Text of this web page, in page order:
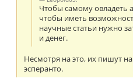
Чтобы самому овладеть
чтобы иметь
научные статьи нужно
и денег.
Несмотря на это, их пишут
эсперанто.